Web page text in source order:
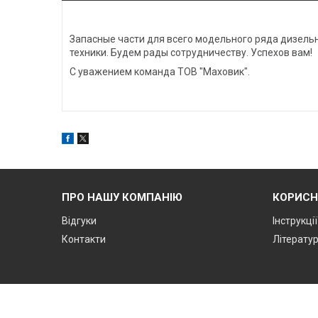
Запасные части для всего модельного ряда
техники. Будем рады сотрудничеству. Успехов вам!
С уважением команда ТОВ "Маховик".
ПРО НАШУ КОМПАНІЮ
Відгуки
Контакти